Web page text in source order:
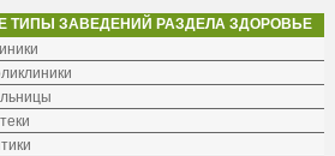
ТИПЫ ЗАВЕДЕНИЙ РАЗДЕЛА ЗДОРОВЬЕ